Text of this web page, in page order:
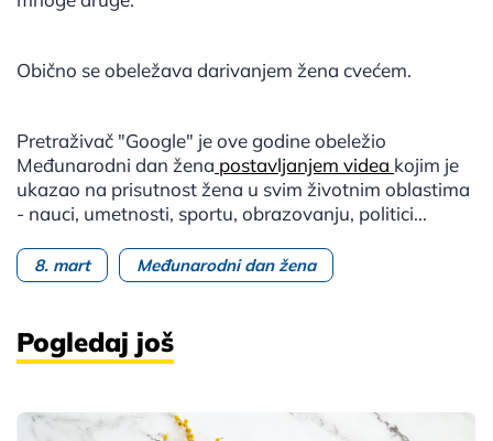
Obično se obeležava darivanjem žena cvećem.
Pretraživač "Google" je ove godine obeležio
Međunarodni dan žena postavljanjem videa kojim je
ukazao na prisutnost žena u svim životnim oblastima
- nauci, umetnosti, sportu, obrazovanju, politici...
8. mart Međunarodni dan žena
Pogledaj još